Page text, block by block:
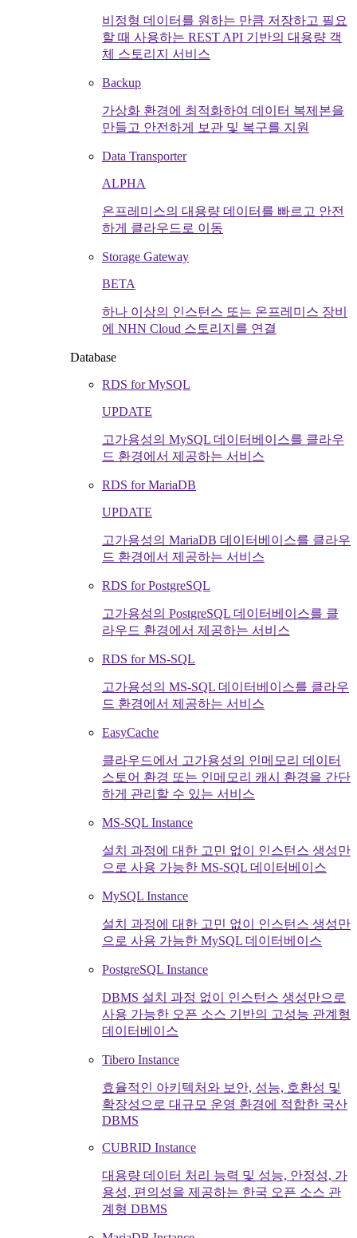
비정형 데이터를 원하는 만큼 저장하고 필요
할 때 사용하는 REST API 기반의 대용량 객
체 스토리지 서비스
Backup
가상화 환경에 최적화하여 데이터 복제본을
만들고 안전하게 보관 및 복구를 지원
Data Transporter
ALPHA
온프레미스의 대용량 데이터를 빠르고 안전
하게 클라우드로 이동
Storage Gateway
BETA
하나 이상의 인스턴스 또는 온프레미스 장비
에 NHN Cloud 스토리지를 연결
Database
RDS for MySQL
UPDATE
고가용성의 MySQL 데이터베이스를 클라우
드 환경에서 제공하는 서비스
RDS for MariaDB
UPDATE
고가용성의 MariaDB 데이터베이스를 클라우
드 환경에서 제공하는 서비스
RDS for PostgreSQL
고가용성의 PostgreSQL 데이터베이스를 클
라우드 환경에서 제공하는 서비스
RDS for MS-SQL
고가용성의 MS-SQL 데이터베이스를 클라우
드 환경에서 제공하는 서비스
EasyCache
클라우드에서 고가용성의 인메모리 데이터
스토어 환경 또는 인메모리 캐시 환경을 간단
하게 관리할 수 있는 서비스
MS-SQL Instance
설치 과정에 대한 고민 없이 인스턴스 생성만
으로 사용 가능한 MS-SQL 데이터베이스
MySQL Instance
설치 과정에 대한 고민 없이 인스턴스 생성만
으로 사용 가능한 MySQL 데이터베이스
PostgreSQL Instance
DBMS 설치 과정 없이 인스턴스 생성만으로
사용 가능한 오픈 소스 기반의 고성능 관계형
데이터베이스
Tibero Instance
효율적인 아키텍처와 보안, 성능, 호환성 및
확장성으로 대규모 운영 환경에 적합한 국산
DBMS
CUBRID Instance
대용량 데이터 처리 능력 및 성능, 안정성, 가
용성, 편의성을 제공하는 한국 오픈 소스 관
계형 DBMS